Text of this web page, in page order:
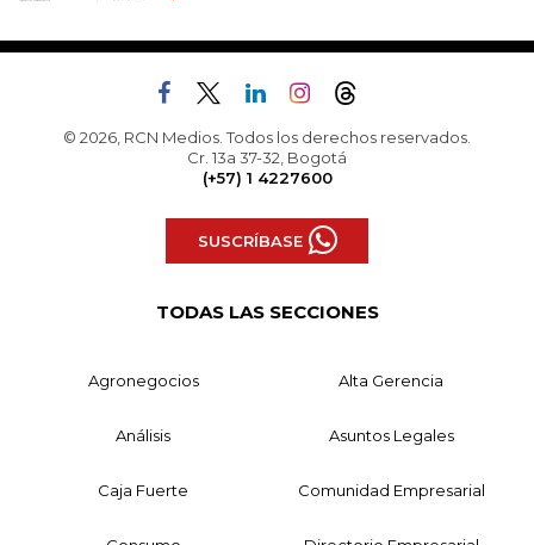
© 2026, RCN Medios. Todos los derechos reservados.
Cr. 13a 37-32, Bogotá
(+57) 1 4227600
SUSCRÍBASE
TODAS LAS SECCIONES
Agronegocios Alta Gerencia
Análisis Asuntos Legales
Caja Fuerte Comunidad Empresarial